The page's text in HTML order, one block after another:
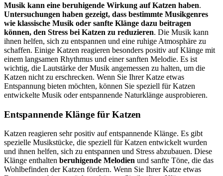
Musik kann eine beruhigende Wirkung auf Katzen haben.
Untersuchungen haben gezeigt, dass bestimmte Musikgenres
wie klassische Musik oder sanfte Klänge dazu beitragen
können, den Stress bei Katzen zu reduzieren. Die Musik kann
ihnen helfen, sich zu entspannen und eine ruhige Atmosphäre zu
schaffen. Einige Katzen reagieren besonders positiv auf Klänge mit
einem langsamen Rhythmus und einer sanften Melodie. Es ist
wichtig, die Lautstärke der Musik angemessen zu halten, um die
Katzen nicht zu erschrecken. Wenn Sie Ihrer Katze etwas
Entspannung bieten möchten, können Sie speziell für Katzen
entwickelte Musik oder entspannende Naturklänge ausprobieren.
Entspannende Klänge für Katzen
Katzen reagieren sehr positiv auf entspannende Klänge. Es gibt
spezielle Musikstücke, die speziell für Katzen entwickelt wurden
und ihnen helfen, sich zu entspannen und Stress abzubauen. Diese
Klänge enthalten beruhigende Melodien und sanfte Töne, die das
Wohlbefinden der Katzen fördern. Wenn Sie Ihrer Katze etwas